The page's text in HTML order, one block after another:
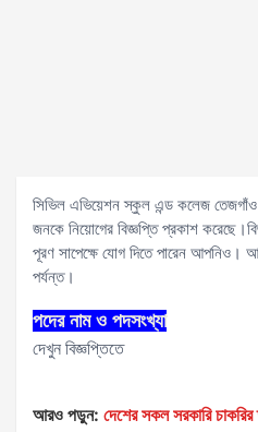
সিভিল এভিয়েশন স্কুল এন্ড কলেজ
জনকে নিয়োগের বিজ্ঞপ্তি প্রকাশ
পূরণ সাপেক্ষে যোগ দিতে পারেন
পর্যন্ত।
পদের নাম ও পদসংখ্যা
দেখুন বিজ্ঞপ্তিতে
আরও পড়ুন: দেশের সকল সরকারি